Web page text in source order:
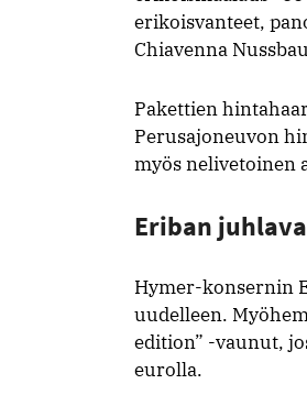
erikoisvanteet,
Chiavenna
Pakettien
Perusajoneuvon
myös nelivetoinen
Eriban
Hymer-konsernin
uudelleen.
edition” -vaunut,
eurolla.